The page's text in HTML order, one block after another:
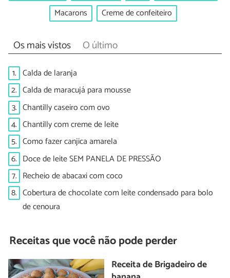
Macarons
Creme de confeiteiro
Os mais vistos O último
1. Calda de laranja
2. Calda de maracujá para mousse
3. Chantilly caseiro com ovo
4. Chantilly com creme de leite
5. Como fazer canjica amarela
6. Doce de leite SEM PANELA DE PRESSÃO
7. Recheio de abacaxi com coco
8. Cobertura de chocolate com leite condensado para bolo
de cenoura
Receitas que você não pode perder
Receita de Brigadeiro de